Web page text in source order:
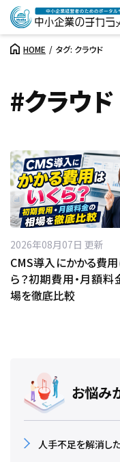
HOME タグ: クラウド
#クラウド
2026年08月07日 更新
CMS導入にかかる費用
ら？初期費用・月額料
場を徹底比較
お悩み
人手不足を解消し